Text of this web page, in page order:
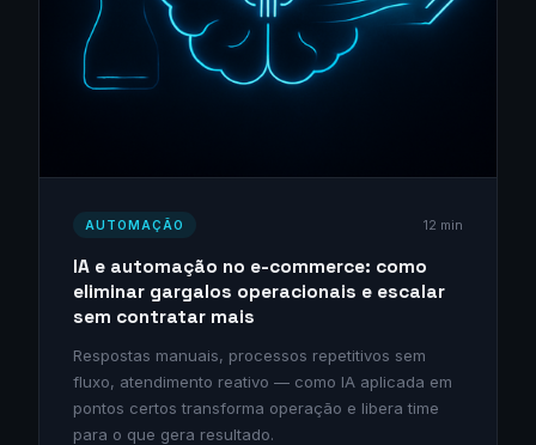
AUTOMAÇÃO 12 min
IA e automação no e-commerce: como
eliminar gargalos operacionais e escalar
sem contratar mais
Respostas manuais, processos repetitivos sem
fluxo, atendimento reativo — como IA aplicada em
pontos certos transforma operação e libera time
para o que gera resultado.